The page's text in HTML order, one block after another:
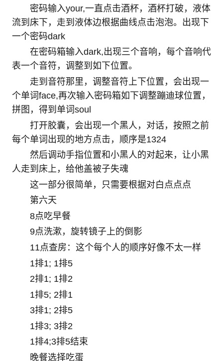
密码输入your,一直点击酒杯，酒杯打破，液体
流到床下，走到液体边根据曲线点击泡泡。出现下
一个密码dark
在密码箱输入dark,出现三个音响，每个音响代
表一个音符，调整到如下位置。
走到音符那里，调整音符上下位置，会出现一
个单词face,再次输入密码箱如下调整蹦迪球位置，
拼图，得到单词soul
打开胶囊，会出现一个黑人，对话，按照之前
每个单词出现的地方点击，顺序是1324
然后调动手指位置和小黑人的对起来，让小黑
人走到床上，给他盖被子失魂
这一部分很简单，只需要根据对白点点点
第六天
8点吃早餐
9点洗漱，旋转镜子上的倒影
11点查房：这个每个人的顺序好像不太一样
1排1; 1排5
2排1; 1排2
1排5; 2排1
3排1; 2排5
1排3; 3排2
1排4;3排5结束
晚餐选择吃蛋